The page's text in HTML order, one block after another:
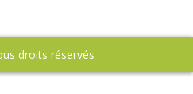
droits réservés